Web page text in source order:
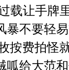
载让手牌
暴不要轻
按费拍怪
呱给大范